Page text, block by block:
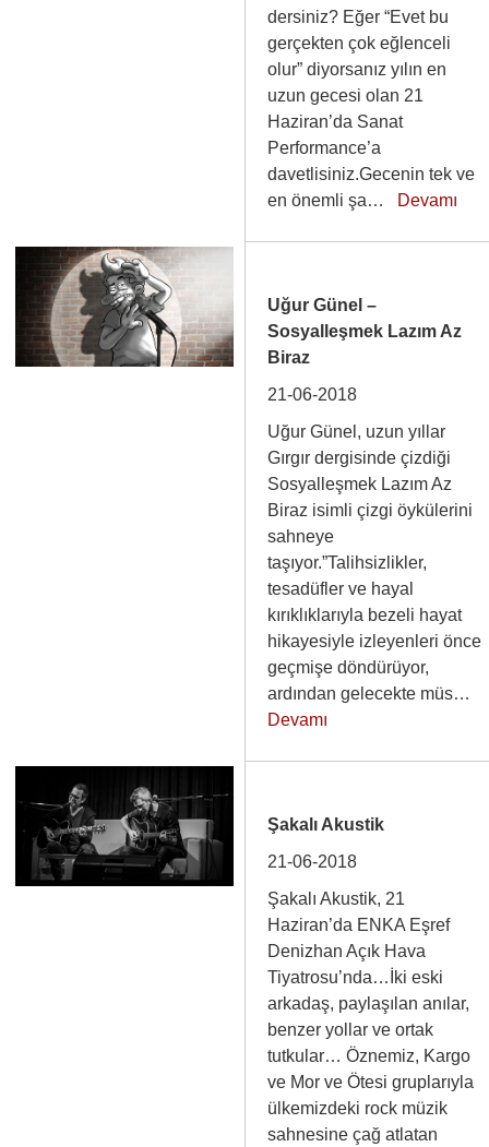
dersiniz? Eğer “Evet bu
gerçekten çok eğlenceli
olur” diyorsanız yılın en
uzun gecesi olan 21
Haziran’da Sanat
Performance’a
davetlisiniz.Gecenin tek ve
en önemli şa… Devamı
Uğur Günel –
Sosyalleşmek Lazım Az
Biraz
21-06-2018
Uğur Günel, uzun yıllar
Gırgır dergisinde çizdiği
Sosyalleşmek Lazım Az
Biraz isimli çizgi öykülerini
sahneye
taşıyor.”Talihsizlikler,
tesadüfler ve hayal
kırıklıklarıyla bezeli hayat
hikayesiyle izleyenleri önce
geçmişe döndürüyor,
ardından gelecekte müs…
Devamı
Şakalı Akustik
21-06-2018
Şakalı Akustik, 21
Haziran’da ENKA Eşref
Denizhan Açık Hava
Tiyatrosu’nda…İki eski
arkadaş, paylaşılan anılar,
benzer yollar ve ortak
tutkular… Öznemiz, Kargo
ve Mor ve Ötesi gruplarıyla
ülkemizdeki rock müzik
sahnesine çağ atlatan